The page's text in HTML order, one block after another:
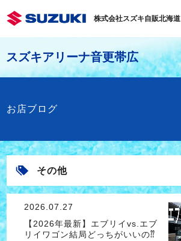
株式会社スズキ自販北海道
スズキアリーナ音更帯広
お店ブログ
その他
2026.07.27
【2026年最新】エブリイvs.エブ
リイワゴン結局どっちがいいの⁇